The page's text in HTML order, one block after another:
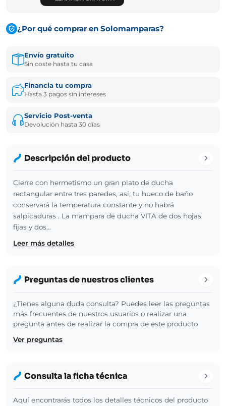
¿Por qué comprar en Solomamparas?
Envío gratuito
Sin coste hasta tu casa
Financia tu compra
Hasta 3 pagos sin intereses
Servicio Post-venta
Devolución hasta 30 días
Descripción del producto
Cierre con hermetismo un gran plato de ducha
rectangular entre tres paredes, así, tu hueco de baño
conservará la temperatura constante y no habrá
salpicaduras . La mampara de ducha VITA de dos hojas
fijas y dos…
Leer más detalles
Preguntas de nuestros clientes
¿Tienes alguna duda consulta? Puedes leer las preguntas
más frecuentes de nuestros usuarios o realizar una
pregunta antes de realizar la compra de este producto
Ver preguntas
Consulta la ficha técnica
Aquí encontrarás todos los detalles técnicos del producto